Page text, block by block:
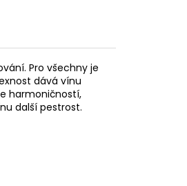
Pro všechny je
dává vínu
harmoničností,
další pestrost.